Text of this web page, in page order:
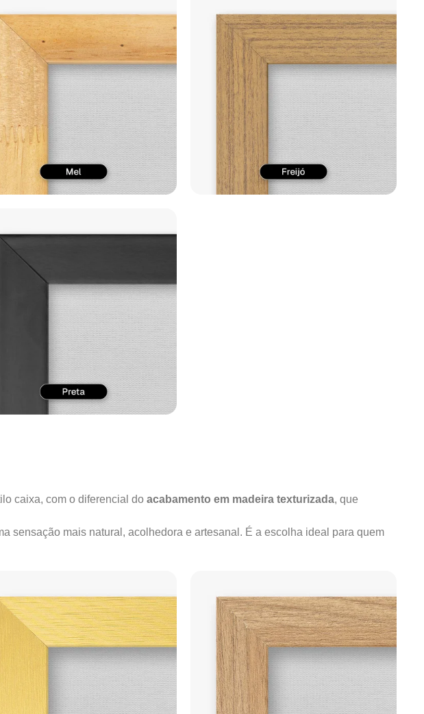
caixa, com o diferencial do acabamento em madeira texturizada, que
sensação mais natural, acolhedora e artesanal. É a escolha ideal para quem